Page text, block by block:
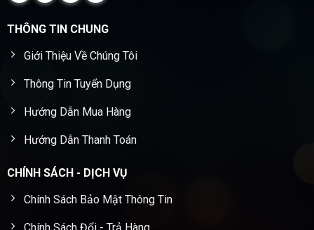
THÔNG TIN CHUNG
Giới Thiệu Về Chúng Tôi
Thông Tin Tuyển Dụng
Hướng Dẫn Mua Hàng
Hướng Dẫn Thanh Toán
CHÍNH SÁCH - DỊCH VỤ
Chính Sách Bảo Mật Thông Tin
Chính Sách Đổi - Trả Hàng